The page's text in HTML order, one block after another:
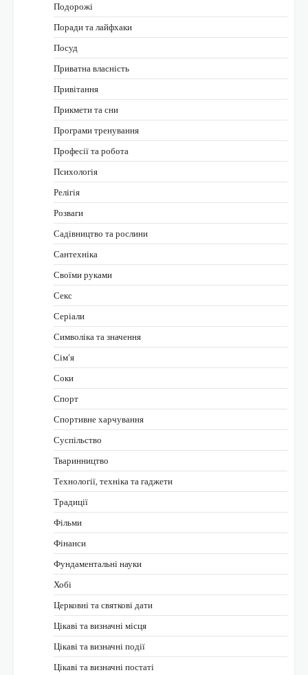
Подорожі
Поради та лайфхаки
Посуд
Приватна власність
Привітання
Прикмети та сни
Програми тренування
Професії та робота
Психологія
Релігія
Розваги
Садівництво та рослини
Сантехніка
Своїми руками
Секс
Серіали
Символіка та значення
Сім’я
Соки
Спорт
Спортивне харчування
Суспільство
Тваринництво
Технології, техніка та гаджети
Традиції
Фільми
Фінанси
Фундаментальні науки
Хобі
Церковні та святкові дати
Цікаві та визначні місця
Цікаві та визначні події
Цікаві та визначні постаті